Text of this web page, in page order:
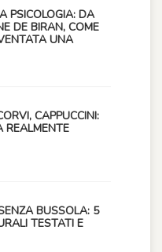
PSICOLOGIA: DA
DE BIRAN, COME
UNA
CAPPUCCINI:
REALMENTE
BUSSOLA: 5
TESTATI E